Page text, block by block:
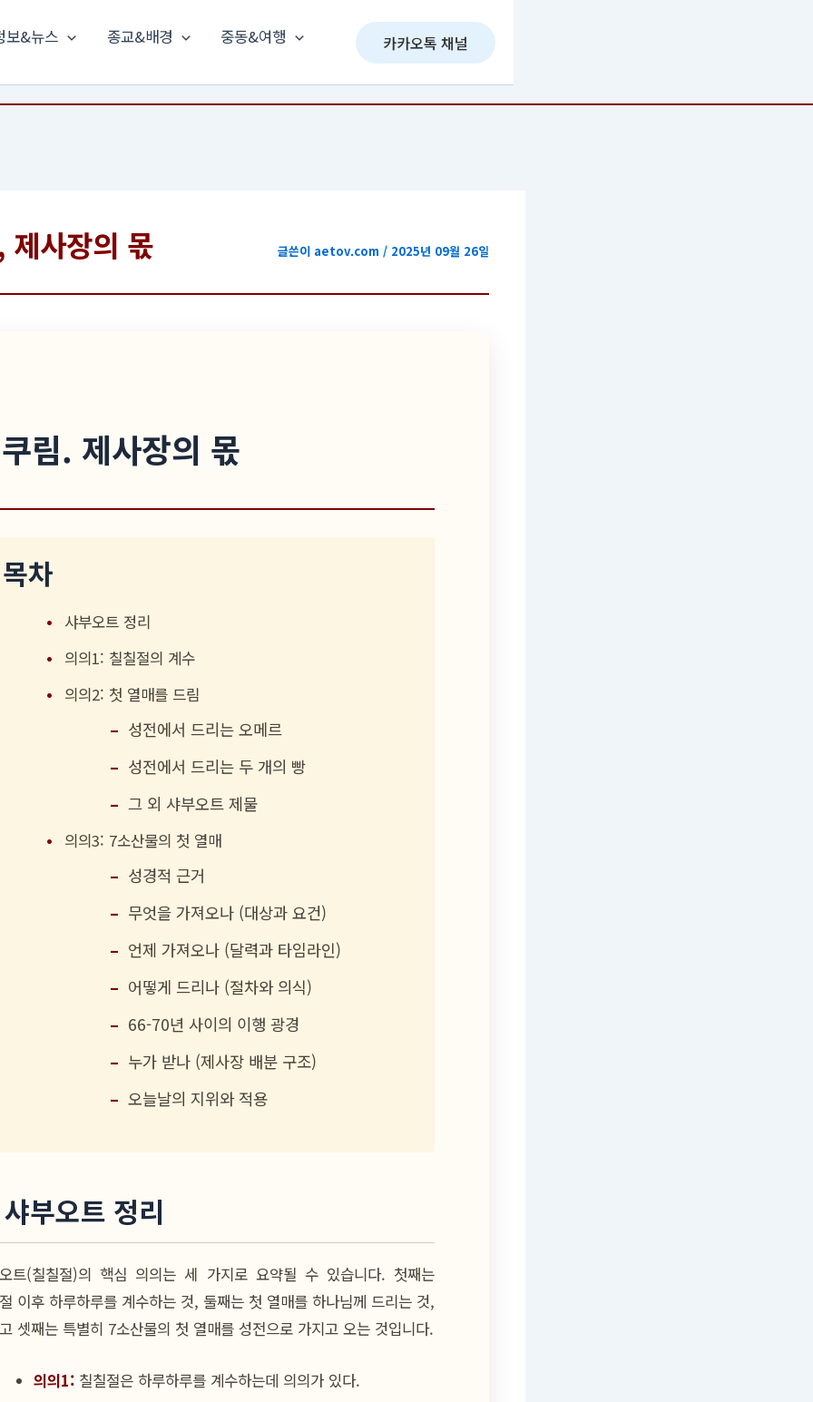
보&뉴스 종교&배경 중동&여행 카카오톡 채널
제사장의 몫 글쓴이 aetov.com / 2025년 09월 26일
림. 제사장의 몫
목차
샤부오트 정리
의의1: 칠칠절의 계수
의의2: 첫 열매를 드림
성전에서 드리는 오메르
성전에서 드리는 두 개의 빵
그 외 샤부오트 제물
의의3: 7소산물의 첫 열매
성경적 근거
무엇을 가져오나 (대상과 요건)
언제 가져오나 (달력과 타임라인)
어떻게 드리나 (절차와 의식)
66-70년 사이의 이행 광경
누가 받나 (제사장 배분 구조)
오늘날의 지위와 적용
부오트 정리
트(칠칠절)의 핵심 의의는 세 가지로 요약될 수 있습니다. 첫째는
이후 하루하루를 계수하는 것, 둘째는 첫 열매를 하나님께 드리는 것,
셋째는 특별히 7소산물의 첫 열매를 성전으로 가지고 오는 것입니다.
의의1: 칠칠절은 하루하루를 계수하는데 의의가 있다.